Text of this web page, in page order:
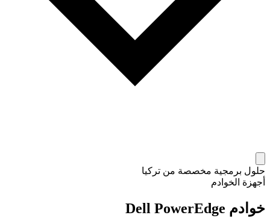
حلول برمجية مخصصة من تركيا
أجهزة الخوادم
خوادم Dell PowerEdge